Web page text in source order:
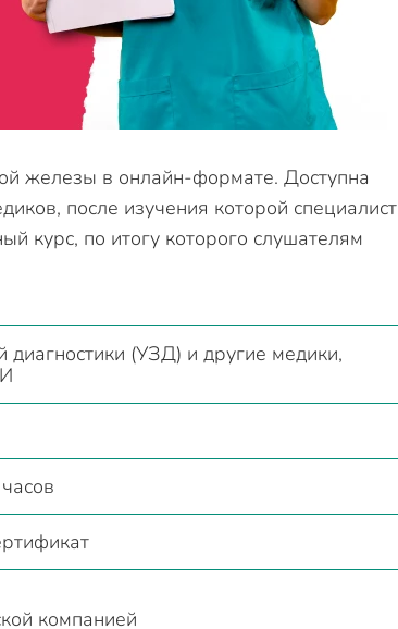
железы в онлайн-формате. Доступна
после изучения которой специалист
курс, по итогу которого слушателям
диагностики (УЗД) и другие медики,
компанией